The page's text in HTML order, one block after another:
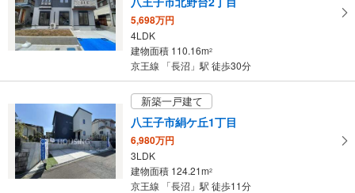
ー
ジ
に
存
る
5,698万円
4LDK
建物面積 110.16m2
京王線 「長沼」駅 徒歩30分
新築一戸建て
八王子市絹ケ丘1丁目
6,980万円
3LDK
建物面積 124.21m2
京王線 「長沼」駅 徒歩11分